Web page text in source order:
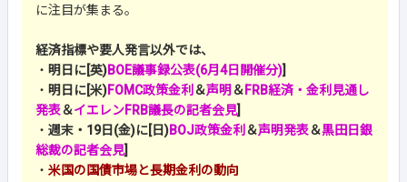
に注目が集まる。
経済指標や要人発言以外では、
・ 明日に[英)BOE議事録公表(6月4日開催分)]
・ 明日に[米)FOMC政策金利 ＆声明 ＆ FRB経済・金利見通し
発表＆イエレンFRB議長の記者会見]
・ 週末・19日(金)に[日)BOJ政策金利 ＆声明発表＆黒田日銀
総裁の記者会見]
・ 米国の国債市場と長期金利の動向